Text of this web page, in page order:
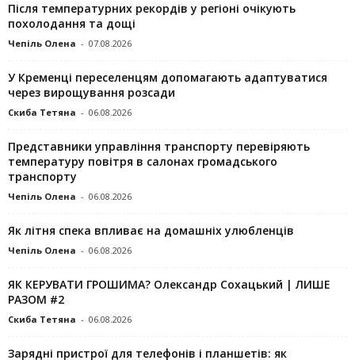
Після температурних рекордів у регіоні очікують
похолодання та дощі
Чепіль Олена - 07.08.2026
У Кременці переселенцям допомагають адаптуватися
через вирощування розсади
Скиба Тетяна - 06.08.2026
Представники управління транспорту перевіряють
температуру повітря в салонах громадського
транспорту
Чепіль Олена - 06.08.2026
Як літня спека впливає на домашніх улюбленців
Чепіль Олена - 06.08.2026
ЯК КЕРУВАТИ ГРОШИМА? Олександр Сохацький | ЛИШЕ
РАЗОМ #2
Скиба Тетяна - 06.08.2026
Зарядні пристрої для телефонів і планшетів: як